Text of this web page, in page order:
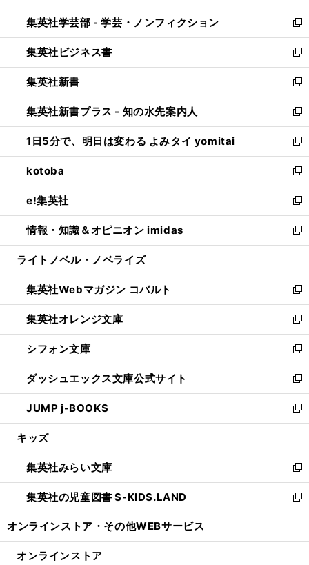
開
く
ウ
で
開
く
ン
ド
ウ
で
開
く
ウ
ィ
ン
ド
ウ
で
開
く
集英社学芸部 - 学芸・ノンフィクション
新
し
い
ウ
ィ
ン
ド
ウ
で
開
く
集英社ビジネス書
新
し
い
ウ
ィ
ン
ド
ウ
で
開
く
集英社新書
新
し
い
ウ
ィ
ン
ド
ウ
で
開
く
集英社新書プラス - 知の水先案内人
新
し
い
ウ
ィ
ン
ド
ウ
で
開
1日5分で、明日は変わる よみタイ yomitai
新
し
い
ウ
ィ
ン
ド
ウ
開
く
kotoba
新
し
い
ウ
ィ
ン
ウ
で
開
く
e!集英社
新
し
い
ウ
ン
ド
ウ
で
開
く
情報・知識＆オピニオン imidas
新
し
ウ
ィ
ン
ド
ウ
で
開
く
ライトノベル・ノベライズ
集英社Webマガジン コバルト
新
し
い
ウ
ィ
ン
ド
ウ
で
開
集英社オレンジ文庫
新
し
い
ウ
ィ
ン
ド
ウ
開
く
シフォン文庫
新
し
い
ウ
ィ
ン
ウ
で
開
く
ダッシュエックス文庫公式サイト
新
し
い
ウ
ン
ド
ウ
で
JUMP j-BOOKS
新
し
ウ
ィ
ン
ド
開
キッズ
集英社みらい文庫
新
し
い
ン
集英社の児童図書 S-KIDS.LAND
新
ウ
オンラインストア・ その他WEBサービス
オンラインストア